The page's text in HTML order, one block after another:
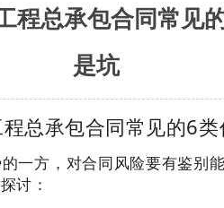
程总承包合同常见
是坑
总承包合同常见的6
一方，对合同风险要有鉴别
讨：